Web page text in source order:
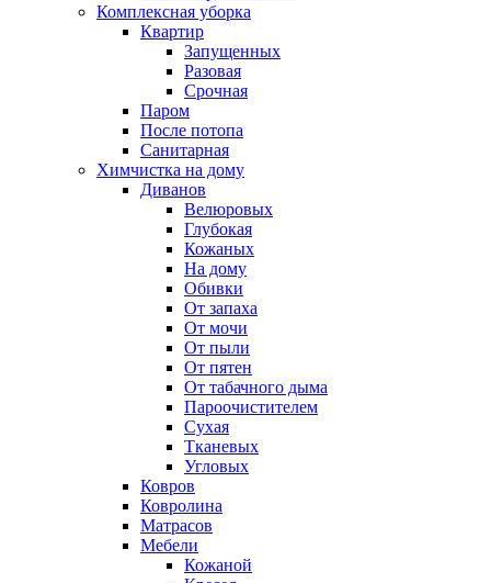
Комплексная уборка
Квартир
Запущенных
Разовая
Срочная
Паром
После потопа
Санитарная
Химчистка на дому
Диванов
Велюровых
Глубокая
Кожаных
На дому
Обивки
От запаха
От мочи
От пыли
От пятен
От табачного дыма
Пароочистителем
Сухая
Тканевых
Угловых
Ковров
Ковролина
Матрасов
Мебели
Кожаной